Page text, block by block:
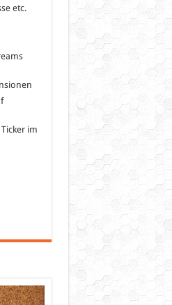
etc.
im